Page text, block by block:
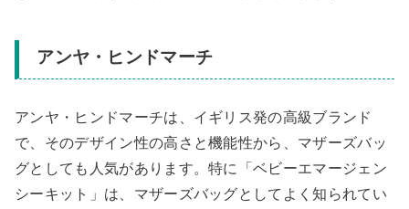
アンヤ・ヒンドマーチ
アンヤ・ヒンドマーチは、イギリス発の高級ブランド
で、そのデザイン性の高さと機能性から、マザーズバッ
グとしても人気があります。特に「ベビーエマージェン
シーキット」は、マザーズバッグとしてよく知られてい